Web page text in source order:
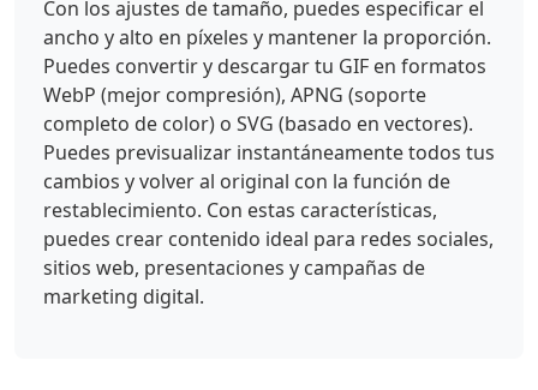
Con los ajustes de tamaño, puedes especificar el
ancho y alto en píxeles y mantener la proporción.
Puedes convertir y descargar tu GIF en formatos
WebP (mejor compresión), APNG (soporte
completo de color) o SVG (basado en vectores).
Puedes previsualizar instantáneamente todos tus
cambios y volver al original con la función de
restablecimiento. Con estas características,
puedes crear contenido ideal para redes sociales,
sitios web, presentaciones y campañas de
marketing digital.